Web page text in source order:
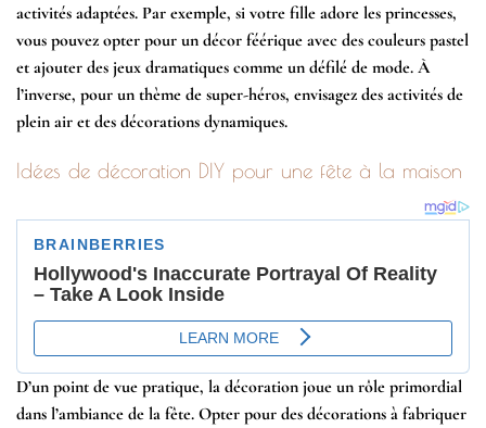
activités adaptées. Par exemple, si votre fille adore les princesses,
vous pouvez opter pour un décor féérique avec des couleurs pastel
et ajouter des jeux dramatiques comme un défilé de mode. À
l’inverse, pour un thème de super-héros, envisagez des activités de
plein air et des décorations dynamiques.
Idées de décoration DIY pour une fête à la maison
D’un point de vue pratique, la décoration joue un rôle primordial
dans l’ambiance de la fête. Opter pour des décorations à fabriquer